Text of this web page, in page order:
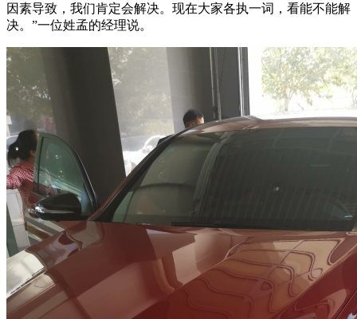
因素导致，我们肯定会解决。现在大家各执一词，看能不能解
决。”一位姓孟的经理说。